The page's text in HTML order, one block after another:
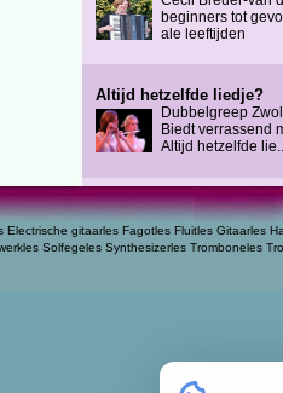
beginners tot
ale leeftijden
Altijd hetzelfde liedje?
Dubbelgreep
Biedt verrassend
Altijd hetzelfde
Electrische gitaarles Fagotles Fluitles Gitaarles
Solfegeles Synthesizerles Tromboneles